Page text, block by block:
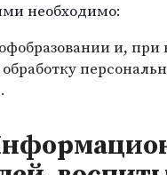
необходимо:
и,